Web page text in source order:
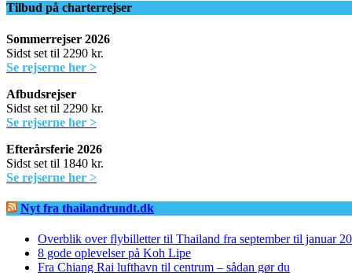
Tilbud på charterrejser
Sommerrejser 2026
Sidst set til 2290 kr.
Se rejserne her >
Afbudsrejser
Sidst set til 2290 kr.
Se rejserne her >
Efterårsferie 2026
Sidst set til 1840 kr.
Se rejserne her >
Nyt fra thailandrundt.dk
Overblik over flybilletter til Thailand fra september til januar
8 gode oplevelser på Koh Lipe
Fra Chiang Rai lufthavn til centrum – sådan gør du